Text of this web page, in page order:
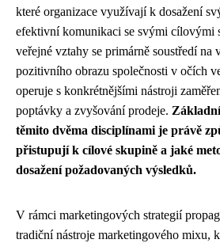
které organizace využívají k dosažení
efektivní komunikaci se svými cílovými
veřejné vztahy se primárně soustředí na
pozitivního obrazu společnosti v očích
operuje s konkrétnějšími nástroji
poptávky a zvyšování prodeje.
těmito dvěma disciplínami je právě
přistupují k cílové skupině a jaké
dosažení požadovaných výsledků.
V rámci marketingových strategií
tradiční nástroje marketingového mixu,